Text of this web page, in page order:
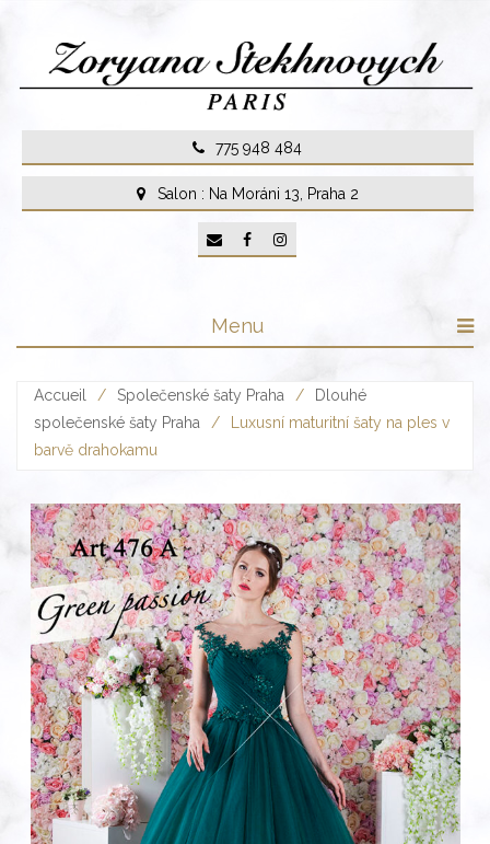
content
775 948 484
Salon : Na Moráni 13, Praha 2
Menu
Accueil / Společenské šaty Praha /
Dlouhé
společenské šaty Praha
/
Luxusní maturitní šaty na ples v
barvě drahokamu